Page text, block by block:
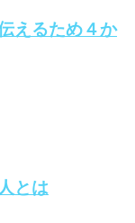
えるため４か
とは